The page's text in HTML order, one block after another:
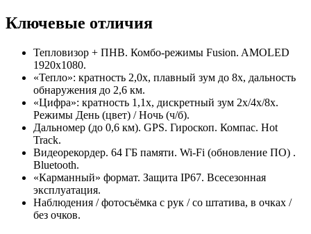
Ключевые отличия
Тепловизор + ПНВ. Комбо-режимы Fusion. AMOLED
1920x1080.
«Тепло»: кратность 2,0x, плавный зум до 8х, дальность
обнаружения до 2,6 км.
«Цифра»: кратность 1,1x, дискретный зум 2х/4х/8х.
Режимы День (цвет) / Ночь (ч/б).
Дальномер (до 0,6 км). GPS. Гироскоп. Компас. Hot
Track.
Видеорекордер. 64 ГБ памяти. Wi-Fi (обновление ПО) .
Bluetooth.
«Карманный» формат. Защита IP67. Всесезонная
эксплуатация.
Наблюдения / фотосъёмка с рук / со штатива, в очках /
без очков.